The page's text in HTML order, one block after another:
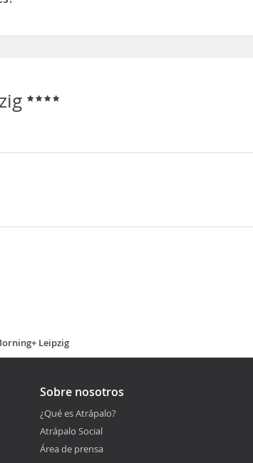
Leipzig
Sobre nosotros
¿Qué es Atrápalo?
Atrápalo Social
Área de prensa